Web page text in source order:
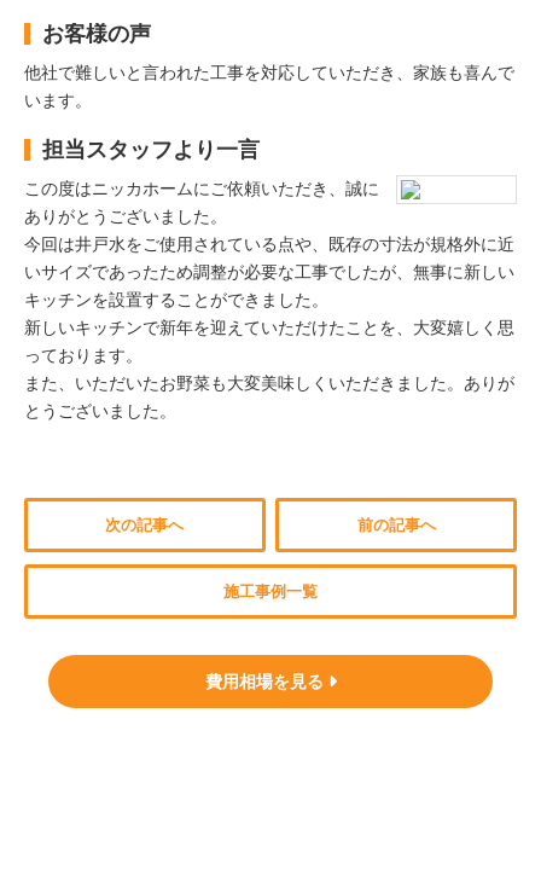
お客様の声
他社で難しいと言われた工事を対応していただき、家族も喜んで
います。
担当スタッフより一言
この度はニッカホームにご依頼いただき、誠に
ありがとうございました。
今回は井戸水をご使用されている点や、既存の寸法が規格外に近
いサイズであったため調整が必要な工事でしたが、無事に新しい
キッチンを設置することができました。
新しいキッチンで新年を迎えていただけたことを、大変嬉しく思
っております。
また、いただいたお野菜も大変美味しくいただきました。ありが
とうございました。
次の記事へ 前の記事へ
施工事例一覧
費用相場を見る